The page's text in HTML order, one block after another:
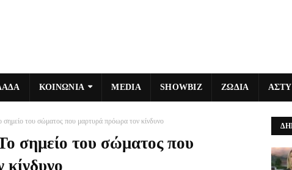
ΚΟΙΝΩΝΙΑ MEDIA SHOWBIZ ΖΩΔΙΑ
σημείο του σώματος που μαρτυρά πρόωρα τον κίνδυνο
σημείο του σώματος που